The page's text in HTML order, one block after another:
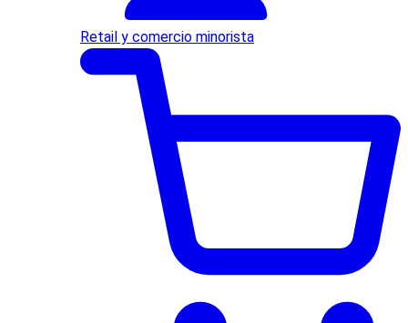
Retail y comercio minorista